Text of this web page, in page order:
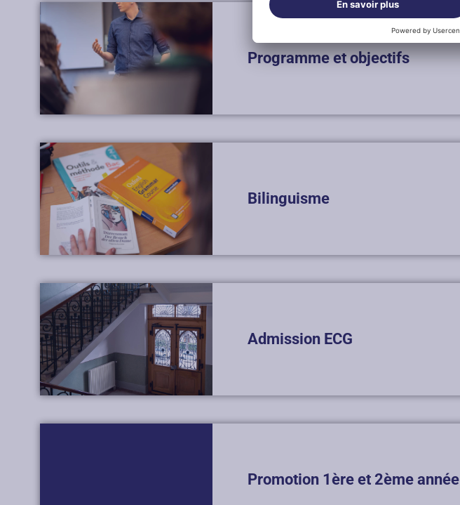
Programme et objectifs
Bilinguisme
Admission ECG
Promotion 1ère et 2ème année